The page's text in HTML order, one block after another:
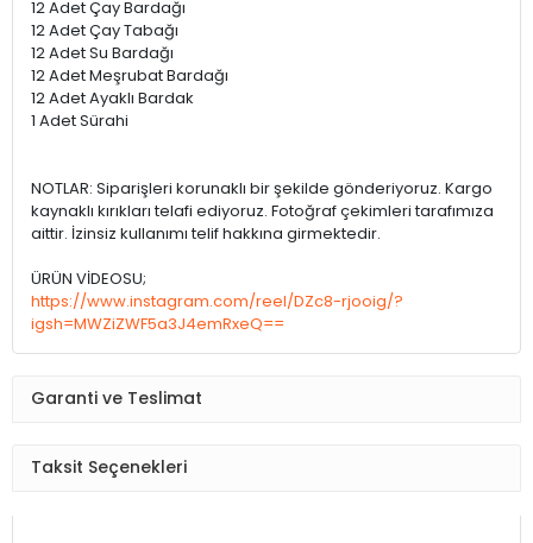
12 Adet Çay Bardağı
12 Adet Çay Tabağı
12 Adet Su Bardağı
12 Adet Meşrubat Bardağı
12 Adet Ayaklı Bardak
1 Adet Sürahi
NOTLAR: Siparişleri korunaklı bir şekilde gönderiyoruz. Kargo
kaynaklı kırıkları telafi ediyoruz. Fotoğraf çekimleri tarafımıza
aittir. İzinsiz kullanımı telif hakkına girmektedir.
ÜRÜN VİDEOSU;
https://www.instagram.com/reel/DZc8-rjooig/?
igsh=MWZiZWF5a3J4emRxeQ==
Garanti ve Teslimat
Taksit Seçenekleri